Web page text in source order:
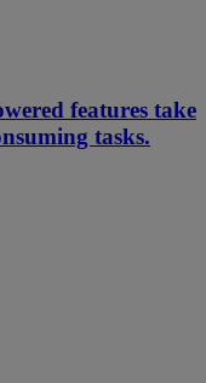
features take
tasks.